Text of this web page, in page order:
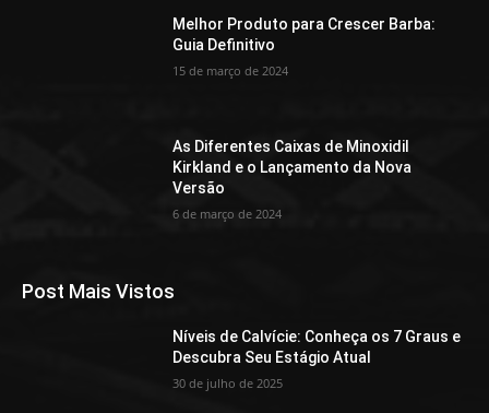
Melhor Produto para Crescer Barba:
Guia Definitivo
15 de março de 2024
As Diferentes Caixas de Minoxidil
Kirkland e o Lançamento da Nova
Versão
6 de março de 2024
Post Mais Vistos
Níveis de Calvície: Conheça os 7 Graus e
Descubra Seu Estágio Atual
30 de julho de 2025